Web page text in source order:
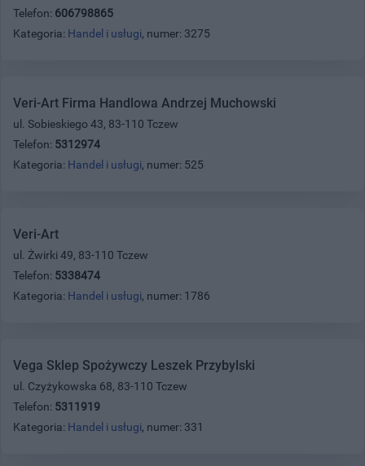
Telefon: 606798865
Kategoria: Handel i usługi, numer: 3275
Veri-Art Firma Handlowa Andrzej Muchowski
ul. Sobieskiego 43, 83-110 Tczew
Telefon: 5312974
Kategoria: Handel i usługi, numer: 525
Veri-Art
ul. Żwirki 49, 83-110 Tczew
Telefon: 5338474
Kategoria: Handel i usługi, numer: 1786
Vega Sklep Spożywczy Leszek Przybylski
ul. Czyżykowska 68, 83-110 Tczew
Telefon: 5311919
Kategoria: Handel i usługi, numer: 331